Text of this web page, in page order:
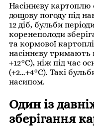
Насіннєву
дощову погоду під
12 діб, бульби
коренеполоди
та кормової
насіннєву тримають
+12°С), ніж під час
(+2…+4°С). Такі
насипом.
Один із
зберігання